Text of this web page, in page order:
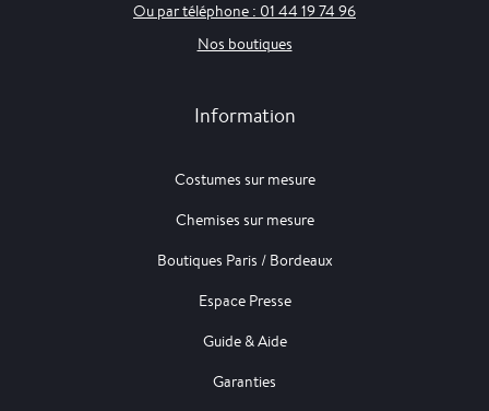
Ou par téléphone : 01 44 19 74 96
Nos boutiques
Information
Costumes sur mesure
Chemises sur mesure
Boutiques Paris / Bordeaux
Espace Presse
Guide & Aide
Garanties